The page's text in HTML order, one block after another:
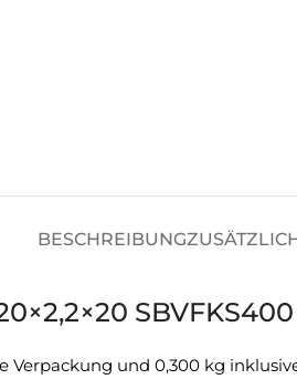
BESCHREIBUNG
SBVFKS400
Verpackung und 0,300 kg